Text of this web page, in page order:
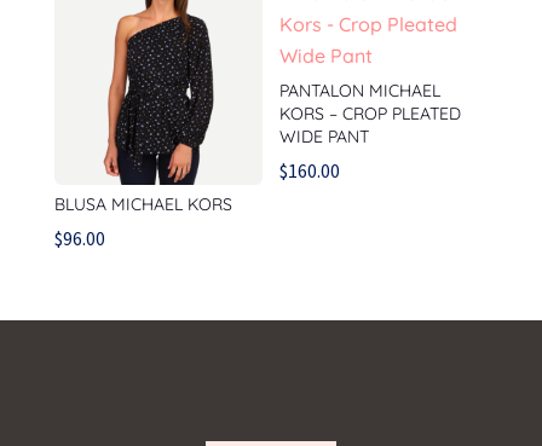
BLUSA MICHAEL KORS
$96.00
PANTALON MICHAEL
KORS – CROP PLEATED
WIDE PANT
$160.00